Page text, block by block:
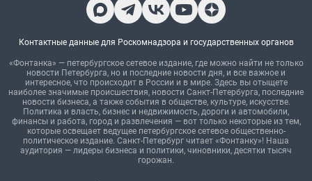
Контактные данные для Роскомнадзора и государственных органов
«Фонтанка» — петербургское сетевое издание, где можно найти не только
новости Петербурга, но и последние новости дня, и все важное и
интересное, что происходит в России и в мире. Здесь вы отыщете
наиболее значимые происшествия, новости Санкт-Петербурга, последние
новости бизнеса, а также события в обществе, культуре, искусстве.
Политика и власть, бизнес и недвижимость, дороги и автомобили,
финансы и работа, город и развлечения — вот только некоторые из тем,
которые освещает ведущее петербургское сетевое общественно-
политическое издание. Санкт-Петербург читает «Фонтанку»! Наша
аудитория — лидеры бизнеса и политики, чиновники, десятки тысяч
горожан.